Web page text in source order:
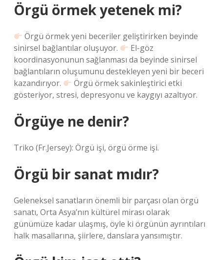
Örgü örmek yetenek mi?
Örgü örmek yeni beceriler geliştirirken beyinde
sinirsel bağlantılar oluşuyor.
El-göz
koordinasyonunun sağlanması da beyinde sinirsel
bağlantıların oluşumunu destekleyen yeni bir beceri
kazandırıyor.
Örgü örmek sakinleştirici etki
gösteriyor, stresi, depresyonu ve kaygıyı azaltıyor.
Örgüye ne denir?
Triko (Fr.Jersey): Örgü işi, örgü örme işi.
Örgü bir sanat mıdır?
Geleneksel sanatların önemli bir parçası olan örgü
sanatı, Orta Asya’nın kültürel mirası olarak
günümüze kadar ulaşmış, öyle ki örgünün ayrıntıları
halk masallarına, şiirlere, danslara yansımıştır.